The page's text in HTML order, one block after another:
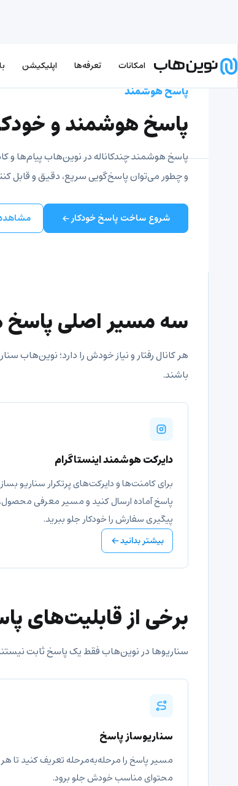
امکانات تعرفه‌ها اپلیکیشن
پاسخ هوشمند
پاسخ هوشمند و
پاسخ هوشمند چندکاناله در نوین‌هاب پیام‌ها و
و چطور می‌توان پاسخ‌گویی سریع، دقیق و قابل
شروع ساخت پاسخ خودکار
سه مسیر اصلی
هر کانال رفتار و نیاز خودش را دارد؛ نوین‌هاب
باشند.
دایرکت هوشمند اینستاگرام
برای کامنت‌ها و دایرکت‌های پرتکرار سناریو
پاسخ آماده ارسال کنید و مسیر معرفی محصول،
پیگیری سفارش را خودکار جلو ببرید.
بیشتر بدانید
برخی از قابلیت‌های
سناریوها در نوین‌هاب فقط یک پاسخ ثابت
سناریوساز پاسخ
مسیر پاسخ را مرحله‌به‌مرحله تعریف کنید تا هر
محتوای مناسب خودش جلو برود.